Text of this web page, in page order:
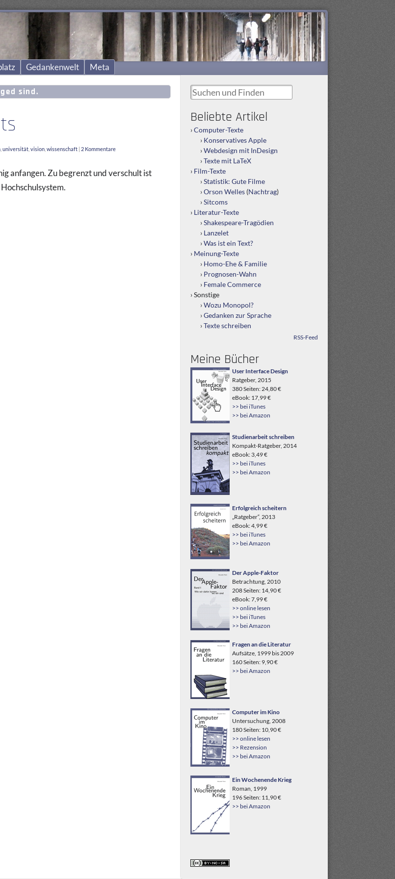
Gedankenwelt Meta
sind.
universität vision wissenschaft | 2 Kommentare
anfangen. Zu begrenzt und verschult ist
Suchen und Finden
Beliebte Artikel
Computer-Texte
Konservatives Apple
Webdesign mit InDesign
Texte mit LaTeX
Film-Texte
Statistik: Gute Filme
Orson Welles (Nachtrag)
Sitcoms
Literatur-Texte
Shakespeare-Tragödien
Lanzelet
Was ist ein Text?
Meinung-Texte
Homo-Ehe & Familie
Prognosen-Wahn
Female Commerce
Sonstige
Wozu Monopol?
Gedanken zur Sprache
Texte schreiben
RSS-Feed
Meine Bücher
User Interface Design
Ratgeber, 2015
380 Seiten: 24,80 €
eBook: 17,99 €
>> bei iTunes
>> bei Amazon
Studienarbeit schreiben
Kompakt-Ratgeber, 2014
eBook: 3,49 €
>> bei iTunes
>> bei Amazon
Erfolgreich scheitern
„Ratgeber“, 2013
eBook: 4,99 €
>> bei iTunes
>> bei Amazon
Der Apple-Faktor
Betrachtung, 2010
208 Seiten: 14,90 €
eBook: 7,99 €
>> online lesen
>> bei iTunes
>> bei Amazon
Fragen an die Literatur
Aufsätze, 1999 bis 2009
160 Seiten: 9,90 €
>> bei Amazon
Computer im Kino
Untersuchung, 2008
180 Seiten: 10,90 €
>> online lesen
>> Rezension
>> bei Amazon
Ein Wochenende Krieg
Roman, 1999
196 Seiten: 11,90 €
>> bei Amazon